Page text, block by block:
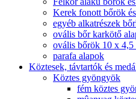
Kerek fonott bőrök
egyéb alkatrészek
ovális bőr karkötő
ovális bőrök 10 x 4,5
parafa alapok
Köztesek, távtartók és
Köztes gyöngyök
fém köztes